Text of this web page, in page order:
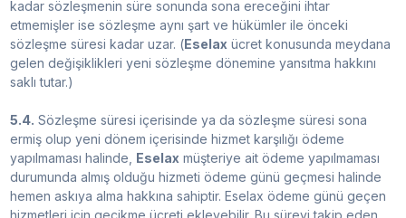
kadar sözleşmenin süre sonunda sona ereceğini ihtar
etmemişler ise sözleşme aynı şart ve hükümler ile önceki
sözleşme süresi kadar uzar. (Eselax ücret konusunda meydana
gelen değişiklikleri yeni sözleşme dönemine yansıtma hakkını
saklı tutar.)
5.4. Sözleşme süresi içerisinde ya da sözleşme süresi sona
ermiş olup yeni dönem içerisinde hizmet karşılığı ödeme
yapılmaması halinde, Eselax müşteriye ait ödeme yapılmaması
durumunda almış olduğu hizmeti ödeme günü geçmesi halinde
hemen askıya alma hakkına sahiptir. Eselax ödeme günü geçen
hizmetleri için gecikme ücreti ekleyebilir. Bu süreyi takip eden